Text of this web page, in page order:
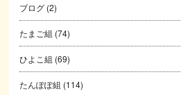
ブログ (2)
たまご組 (74)
ひよこ組 (69)
たんぽぽ組 (114)